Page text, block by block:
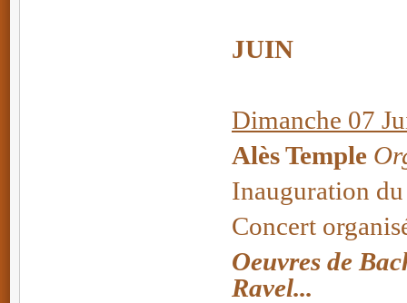
JUIN
Dimanche 07
Alès Temple
Inauguration
Concert
Oeuvres de
Ravel...